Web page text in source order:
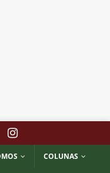
COLUNAS